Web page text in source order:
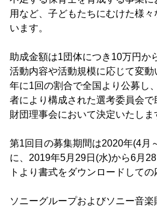
用など、子どもたちにむけた様
います。
助成金額は1団体につき10万円か
活動内容や活動規模に応じて変
年に1回の割合で全国より公募し
者により構成された選考委員会
財団理事会において決定いたしま
第1回目の募集期間は2020年(4月
に、2019年5月29日(水)から6月
トより書式をダウンロードしての
ソニーグループおよびソニー音